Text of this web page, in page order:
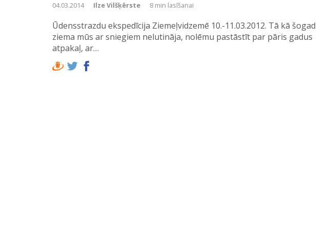
04.03.2014 Ilze Vilšķērste 8 min lasīšanai
Ūdensstrazdu ekspedīcija Ziemeļvidzemē 10.-11.03.2012. Tā kā šogad
ziema mūs ar sniegiem nelutināja, nolēmu pastāstīt par pāris gadus
atpakaļ, ar…